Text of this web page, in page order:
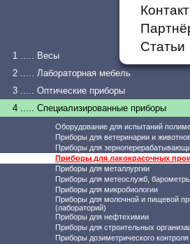
Статьи
1 ..... Весы
2 ..... Лабораторная мебель
3 ..... Оптические приборы
4 ..... Специализированные приборы
Оборудование для испытаний
Приборы для ветеринарии и
Приборы для
Приборы для лакокрасочных
Приборы для металлургии
Приборы для метеослужб,
Приборы для микробиологии
Приборы для молочной и пищевой
(лабораторий)
Приборы для нефтехимии
Приборы для строительных
Приборы дозиметрического контроля